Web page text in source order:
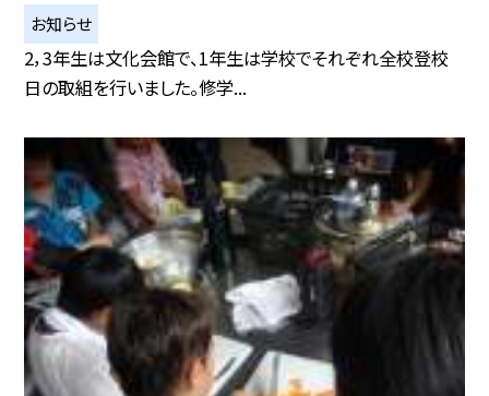
お知らせ
2，3年生は文化会館で、1年生は学校でそれぞれ全校登校
日の取組を行いました。修学...